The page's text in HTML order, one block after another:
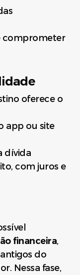
comprometer
oferece o
app ou site
dívida
com juros e
financeira,
do
Nessa fase,